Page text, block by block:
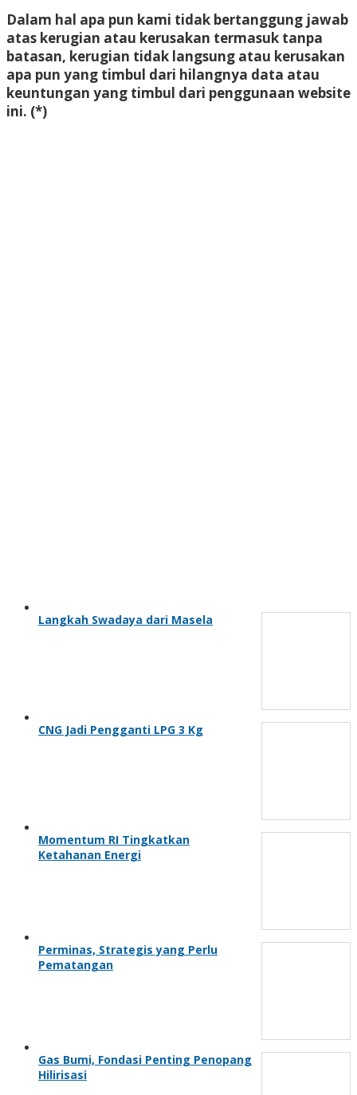
Dalam hal apa pun kami tidak bertanggung jawab
atas kerugian atau kerusakan termasuk tanpa
batasan, kerugian tidak langsung atau kerusakan
apa pun yang timbul dari hilangnya data atau
keuntungan yang timbul dari penggunaan website
ini. (*)
Langkah Swadaya dari Masela
CNG Jadi Pengganti LPG 3 Kg
Momentum RI Tingkatkan
Ketahanan Energi
Perminas, Strategis yang Perlu
Pematangan
Gas Bumi, Fondasi Penting Penopang
Hilirisasi